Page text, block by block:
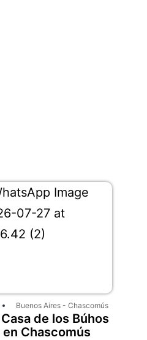
Buenos Aires- Chascomús
Casa de los Búhos
en Chascomús